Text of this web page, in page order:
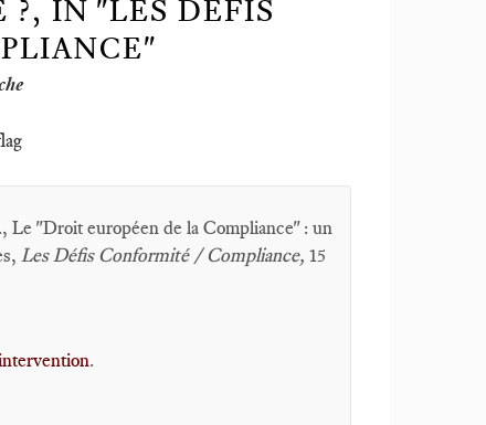
?, IN "LES DÉFIS
Le "Droit européen de la Compliance" : un
Les Défis Conformité / Compliance, 15
.